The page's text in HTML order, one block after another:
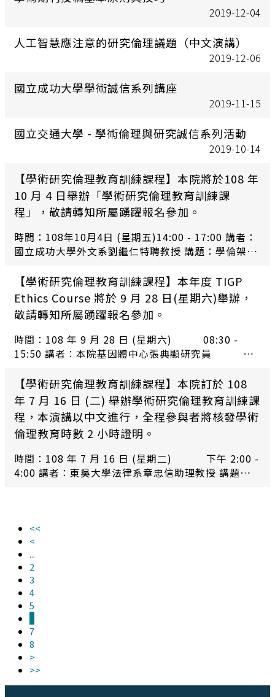
2019-12-04
人工智慧應注意的研究倫理議題（中文演講）
2019-12-06
國立成功大學學術誠信系列講座
2019-11-15
國立交通大學 - 學術倫理與研究誠信系列活動
2019-10-14
【學術研究倫理教育訓練課程】本院將於108 年
10 月 4 日舉辦「學術研究倫理教育訓練課
程」，敬請轉知所屬踴躍報名參加。
時間：108年10月4日 (星期五)14:00 - 17:00 講者：
國立成功大學外文系劉繼仁特聘教授 講題：學倫架構
本院人文館遠距會議室
【學術研究倫理教育訓練課程】本年度 TIGP
Ethics Course 將於 9 月 28 日(星期六)舉辦，
敬請轉知所屬踴躍報名參加。
時間：108 年 9 月 28 日 (星期六) 08:30 -
15:50 講者：本院基因體中心張典顯研究員 本
Course 地點：本院生醫所 B1C 演講廳
【學術研究倫理教育訓練課程】本院訂於 108
年 7 月 16 日 (二) 舉辦學術研究倫理教育訓練課
程，本演講以中文進行，全程參與者將核發學術
倫理教育時數 2 小時證明。
時間：108 年 7 月 16 日 (星期二) 下午 2:00 -
4:00 講者：東吳大學法律系章忠信助理教授 講題：學
<<
<
...
2
3
4
5
7
8
>
>>